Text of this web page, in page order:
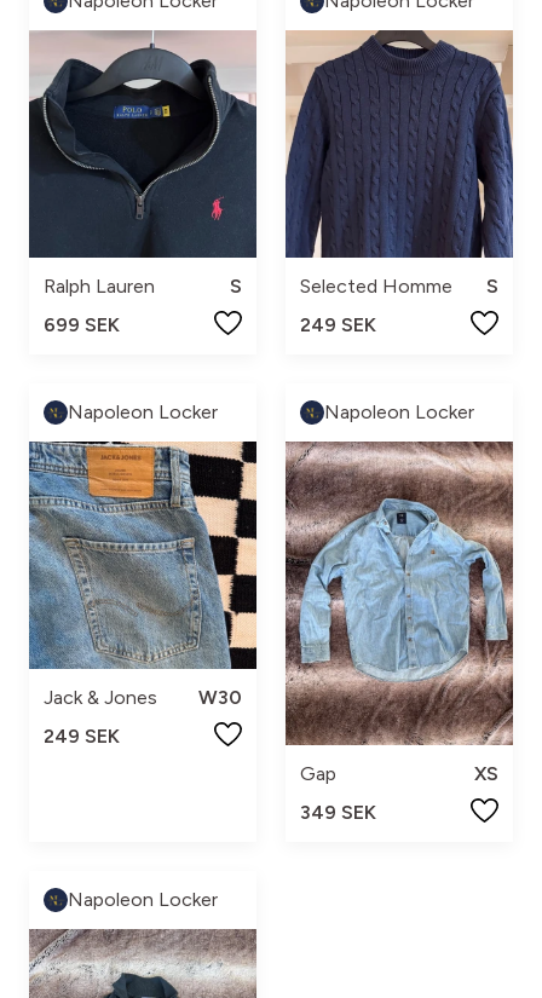
Ralph Lauren
S
699 SEK
Selected Homme
S
249 SEK
Napoleon Locker
Jack & Jones
W30
249 SEK
Napoleon Locker
Gap
XS
349 SEK
Napoleon Locker